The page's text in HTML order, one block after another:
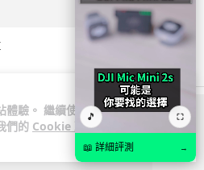
體驗。 繼續使用
們的 Cookie 政
🎵 ⛶
📖 詳細評測 →